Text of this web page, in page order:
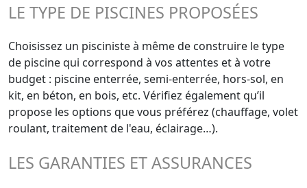
LE TYPE DE PISCINES PROPOSÉES
Choisissez un pisciniste à même de construire le type
de piscine qui correspond à vos attentes et à votre
budget : piscine enterrée, semi-enterrée, hors-sol, en
kit, en béton, en bois, etc. Vérifiez également qu’il
propose les options que vous préférez (chauffage, volet
roulant, traitement de l'eau, éclairage…).
LES GARANTIES ET ASSURANCES